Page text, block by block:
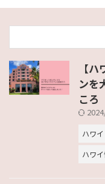
【
ンを
ころ
ハワイ
ハワ